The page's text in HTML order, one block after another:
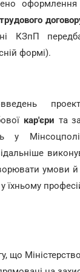
оформлення
трудового
КЗпП
формі).
кар'єри та
умови й
їхньому
що